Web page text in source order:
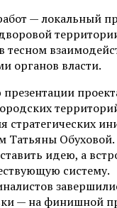
— локальный
тесном
органов власти.
стратегических
Татьяны Обуховой.
идею, а
систему.
— на финишной